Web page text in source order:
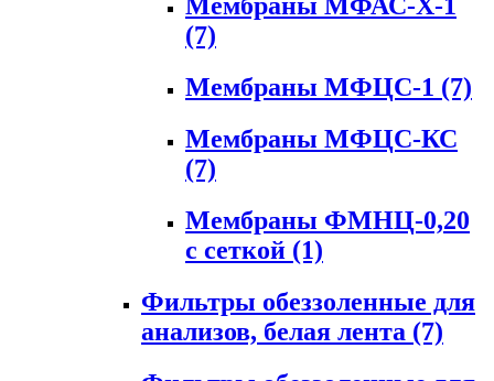
(7)
Мембраны МФЦС-1 (7)
Мембраны МФЦС-КС
(7)
Мембраны ФМНЦ-0,20
с сеткой (1)
Фильтры обеззоленные для
анализов, белая лента (7)